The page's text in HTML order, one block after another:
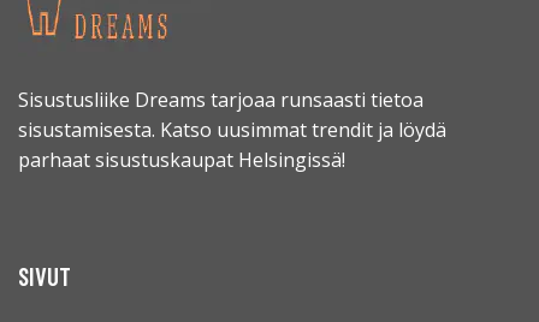
Sisustusliike Dreams tarjoaa runsaasti tietoa
sisustamisesta. Katso uusimmat trendit ja löydä
parhaat sisustuskaupat Helsingissä!
SIVUT